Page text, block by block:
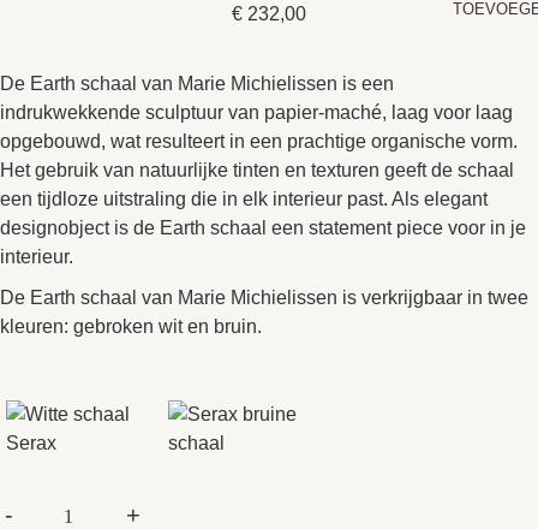
€ 232,00
De Earth schaal van Marie Michielissen is een
indrukwekkende sculptuur van papier-maché, laag voor laag
opgebouwd, wat resulteert in een prachtige organische vorm.
Het gebruik van natuurlijke tinten en texturen geeft de schaal
een tijdloze uitstraling die in elk interieur past. Als elegant
designobject is de Earth schaal een statement piece voor in je
interieur.
De Earth schaal van Marie Michielissen is verkrijgbaar in twee
kleuren: gebroken wit en bruin.
- +